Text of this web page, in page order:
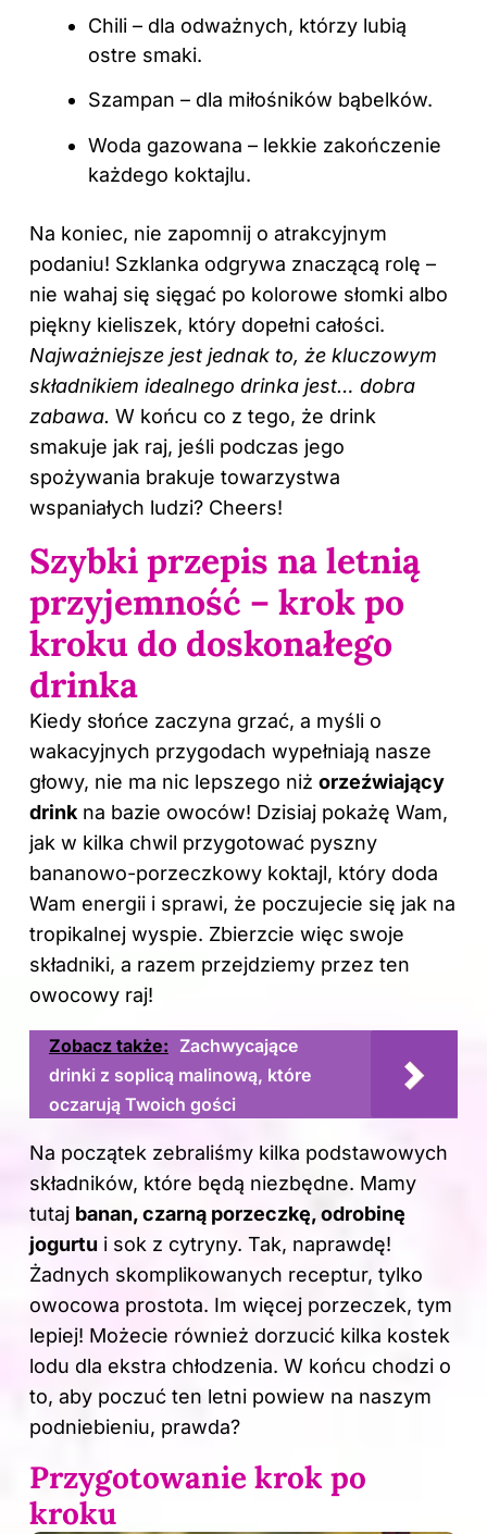
Chili – dla odważnych, którzy lubią
ostre smaki.
Szampan – dla miłośników bąbelków.
Woda gazowana – lekkie zakończenie
każdego koktajlu.
Na koniec, nie zapomnij o atrakcyjnym
podaniu! Szklanka odgrywa znaczącą rolę –
nie wahaj się sięgać po kolorowe słomki albo
piękny kieliszek, który dopełni całości.
Najważniejsze jest jednak to, że kluczowym
składnikiem idealnego drinka jest… dobra
zabawa. W końcu co z tego, że drink
smakuje jak raj, jeśli podczas jego
spożywania brakuje towarzystwa
wspaniałych ludzi? Cheers!
Szybki przepis na letnią
przyjemność – krok po
kroku do doskonałego
drinka
Kiedy słońce zaczyna grzać, a myśli o
wakacyjnych przygodach wypełniają nasze
głowy, nie ma nic lepszego niż orzeźwiający
drink na bazie owoców! Dzisiaj pokażę Wam,
jak w kilka chwil przygotować pyszny
bananowo-porzeczkowy koktajl, który doda
Wam energii i sprawi, że poczujecie się jak na
tropikalnej wyspie. Zbierzcie więc swoje
składniki, a razem przejdziemy przez ten
owocowy raj!
Zobacz także: Zachwycające
drinki z soplicą malinową, które
oczarują Twoich gości
Na początek zebraliśmy kilka podstawowych
składników, które będą niezbędne. Mamy
tutaj banan, czarną porzeczkę, odrobinę
jogurtu i sok z cytryny. Tak, naprawdę!
Żadnych skomplikowanych receptur, tylko
owocowa prostota. Im więcej porzeczek, tym
lepiej! Możecie również dorzucić kilka kostek
lodu dla ekstra chłodzenia. W końcu chodzi o
to, aby poczuć ten letni powiew na naszym
podniebieniu, prawda?
Przygotowanie krok po
kroku